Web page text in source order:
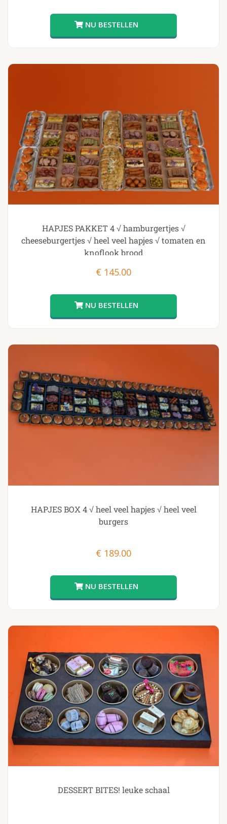
HAPJES PAKKET 4 √ hamburgertjes √
cheeseburgertjes √ heel veel hapjes √ tomaten en
knoflook brood
€ 145.00
HAPJES BOX 4 √ heel veel hapjes √ heel veel
burgers
€ 189.00
DESSERT BITES! leuke schaal